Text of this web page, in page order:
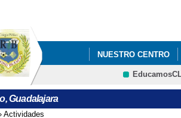
NUESTRO CENTRO
LIBROS DE TEXTO
Guadalajara
Actividades